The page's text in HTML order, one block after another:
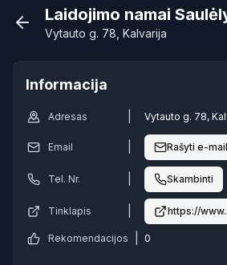
Laidojimo namai
Vytauto g. 78, Kalvarija
Informacija
Adresas Vytauto g. 78,
Email Rašyti e-mail
Tel. Nr. Skambinti
Tinklapis https://
Rekomendacijos 0